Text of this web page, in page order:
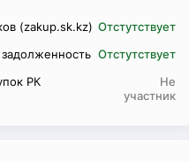
(zakup.sk.kz) Отстутствует
Отстутствует
РК
Не
участник